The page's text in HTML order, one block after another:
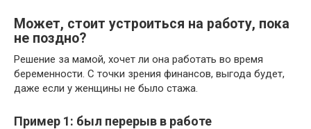
Может, стоит устроиться на работу, пока
не поздно?
Решение за мамой, хочет ли она работать во время
беременности. С точки зрения финансов, выгода будет,
даже если у женщины не было стажа.
Пример 1: был перерыв в работе